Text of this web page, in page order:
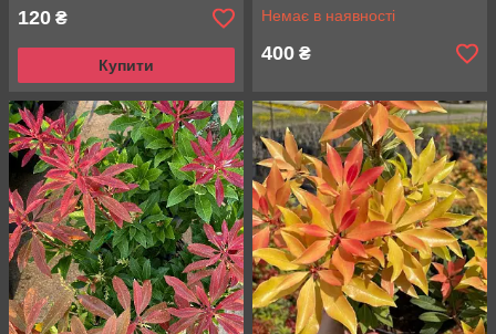
120 ₴
Купити
Немає в наявності
400 ₴